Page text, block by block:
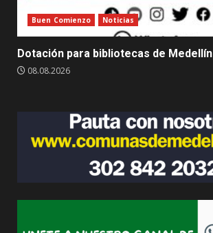
Buen Comienzo Noticias
Dotación para bibliotecas de Medellín
08.08.2026